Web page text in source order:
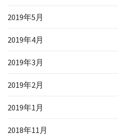
2019年5月
2019年4月
2019年3月
2019年2月
2019年1月
2018年11月